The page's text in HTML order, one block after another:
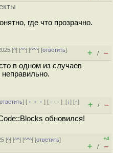
где что прозрачно.
[^] [^^] [^^^] [ответить]
+ / –
в одном из случаев
ответить] [ ﹢﹢﹢] [ · · ·][↓] [↑]
+ / –
обновился!
[^] [^^] [^^^] [ответить]
+4
+ / –